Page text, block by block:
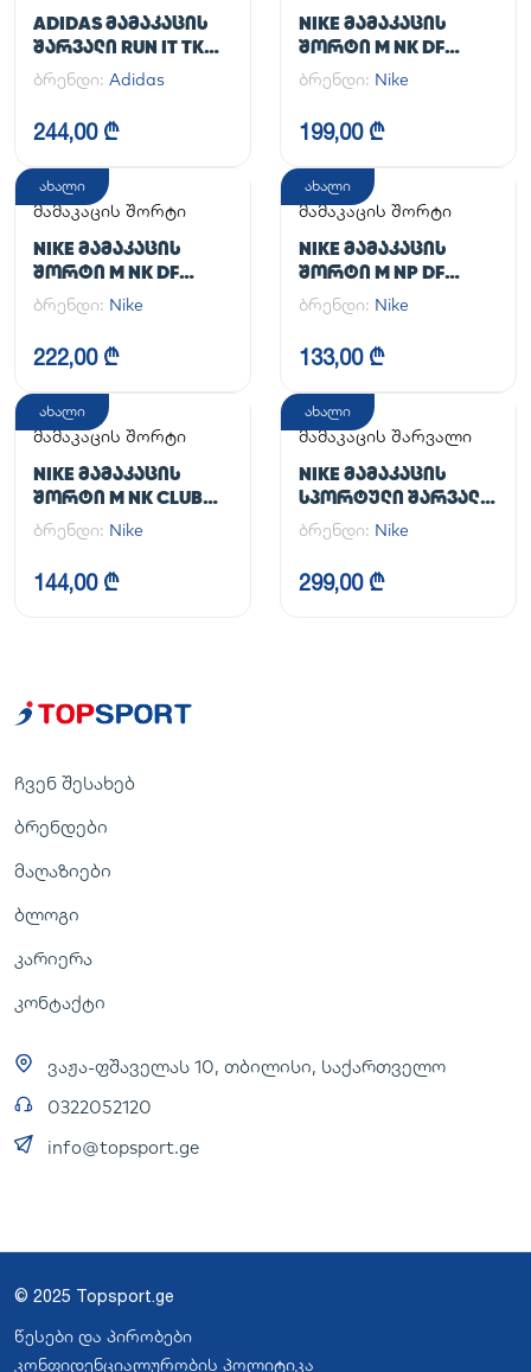
ADIDAS ᲛᲐᲛᲐᲙᲐᲪᲘᲡ
ᲨᲐᲠᲕᲐᲚᲘ RUN IT TKO
PANT
ბრენდი: Adidas
244,00 ₾
NIKE ᲛᲐᲛᲐᲙᲐᲪᲘᲡ
ᲨᲝᲠᲢᲘ M NK DF
UNLIMITED WVN 7IN
ბრენდი: Nike
199,00 ₾
ახალი
მამაკაცის შორტი
NIKE ᲛᲐᲛᲐᲙᲐᲪᲘᲡ
ᲨᲝᲠᲢᲘ M NK DF
UNLIMITED WVN 7IN
2IN1
ბრენდი: Nike
222,00 ₾
ახალი
მამაკაცის შორტი
NIKE ᲛᲐᲛᲐᲙᲐᲪᲘᲡ
ᲨᲝᲠᲢᲘ M NP DF
LONG SHORT
ბრენდი: Nike
133,00 ₾
ახალი
მამაკაცის შორტი
NIKE ᲛᲐᲛᲐᲙᲐᲪᲘᲡ
ᲨᲝᲠᲢᲘ M NK CLUB
FLOW SHORT
ბრენდი: Nike
144,00 ₾
ახალი
მამაკაცის შარვალი
NIKE ᲛᲐᲛᲐᲙᲐᲪᲘᲡ
ᲡᲞᲝᲠᲢᲣᲚᲘ ᲨᲐᲠᲕᲐᲚᲘ
M NK DF UNLIMITED
PANT TPR
ბრენდი: Nike
299,00 ₾
ჩვენ შესახებ
ბრენდები
მაღაზიები
ბლოგი
კარიერა
კონტაქტი
ვაჟა-ფშაველას 10, თბილისი, საქართველო
0322052120
info@topsport.ge
© 2025 Topsport.ge
წესები და პირობები
კონფიდენციალურობის პოლიტიკა